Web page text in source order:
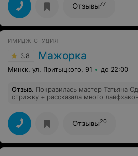
Отзывы77
ИМИДЖ-СТУДИЯ
3.8 Мажорка
Минск, ул. Притыцкого, 91 до 22:00
Отзыв. Понравилась мастер Татьяна
стрижку + рассказала много
Отзывы20